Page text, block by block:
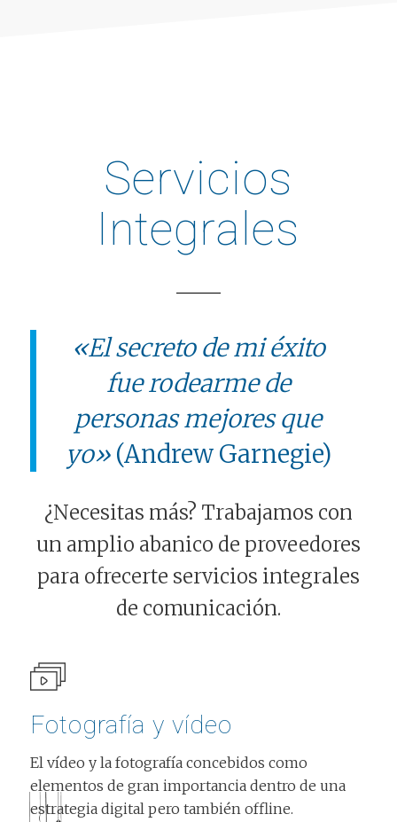
Servicios
Integrales
«El secreto de mi éxito
fue rodearme de
personas mejores que
yo»(Andrew Garnegie)
¿Necesitas más? Trabajamos con
un amplio abanico de proveedores
para ofrecerte servicios integrales
de comunicación.
Fotografía y vídeo
El vídeo y la fotografía concebidos como
elementos de gran importancia dentro de una
estrategia digital pero también offline.